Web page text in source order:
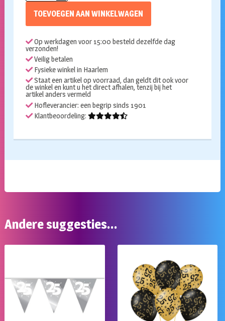
aantal
TOEVOEGEN AAN WINKELWAGEN
Op werkdagen voor 15:00 besteld dezelfde dag
verzonden!
Veilig betalen
Fysieke winkel in Haarlem
Staat een artikel op voorraad, dan geldt dit ook voor
de winkel en kunt u het direct afhalen, tenzij bij het
artikel anders vermeld
Hofleverancier: een begrip sinds 1901
Klantbeoordeling:
Andere suggesties…